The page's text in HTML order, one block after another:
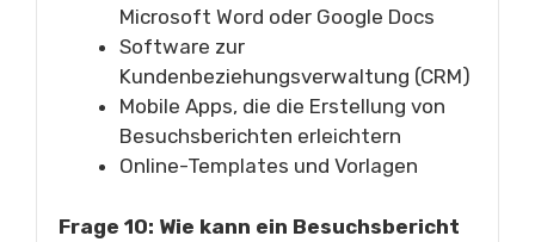
Microsoft Word oder Google Docs
Software zur
Kundenbeziehungsverwaltung (CRM)
Mobile Apps, die die Erstellung von
Besuchsberichten erleichtern
Online-Templates und Vorlagen
Frage 10: Wie kann ein Besuchsbericht